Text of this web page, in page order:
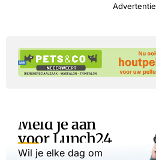
Advertentie
Meld je aan
voor Lunch24
Wil je elke dag om